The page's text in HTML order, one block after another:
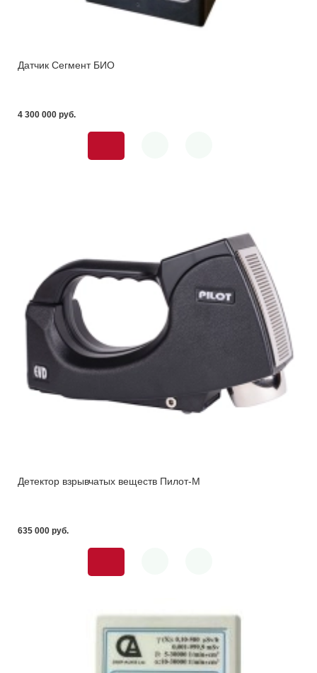
Датчик Сегмент БИО
4 300 000 pуб.
Детектор взрывчатых веществ Пилот-M
635 000 pуб.